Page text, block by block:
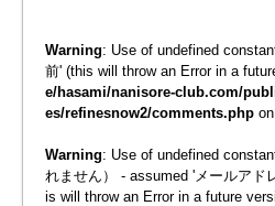
Warning: Use of undefined
前' (this will throw an Error in a
e/hasami/nanisore-club.com/
es/refinesnow2/comments.php
Warning: Use of undefined
れません） - assumed 'メールアド
is will throw an Error in a future